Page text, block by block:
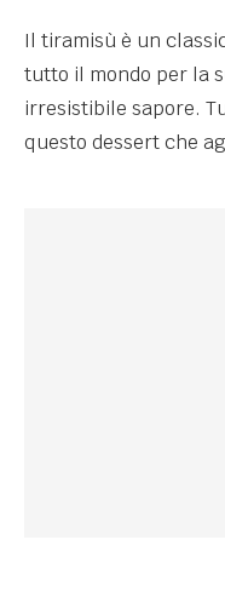
Il tiramisù è un
tutto il mondo per la
irresistibile sapore.
questo dessert che